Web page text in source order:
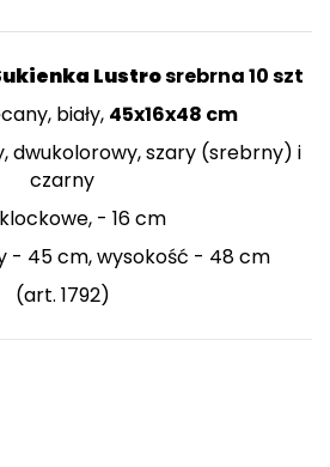
Lustrosrebrna 10 szt
biały, 45x16x48 cm
dwukolorowy, szary (srebrny) i
czarny
- 16 cm
- 45 cm, wysokość - 48 cm
(art. 1792)